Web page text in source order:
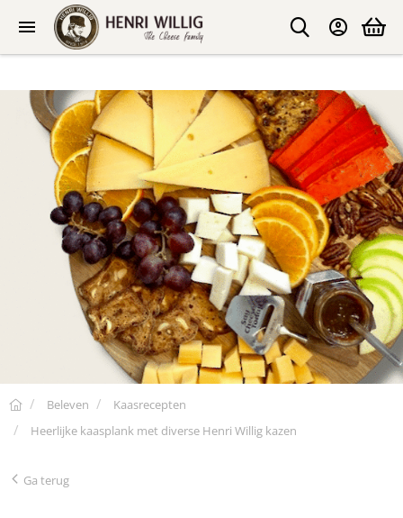
Beleven
Kaasrecepten
Heerlijke kaasplank met diverse Henri Willig kazen
Ga terug